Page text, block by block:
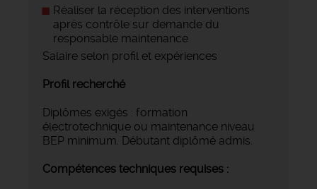
Réaliser la réception des interventions
après contrôle sur demande du
responsable maintenance
Salaire selon profil et expériences
Profil recherché
Diplômes exigés : formation
électrotechnique ou maintenance niveau
BEP minimum. Débutant diplômé admis.
Compétences techniques requises :